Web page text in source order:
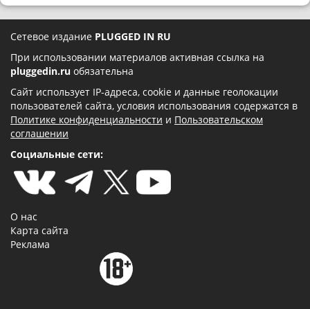
Сетевое издание PLUGGED IN RU
При использовании материалов активная ссылка на
pluggedin.ru обязательна
Сайт использует IP-адреса, cookie и данные геолокации
пользователей сайта, условия использования содержатся в
Политике конфиденциальности и Пользовательском
соглашении
Социальные сети:
О нас
Карта сайта
Реклама